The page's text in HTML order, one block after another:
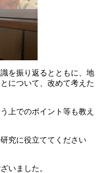
を振り返るとともに、地
について、改めて考えた
上でのポイント等も教え
究に役立ててください
いました。